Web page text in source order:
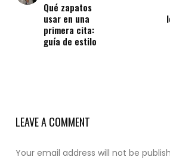
Qué zapatos
usar en una
primera cita:
guía de estilo
LEAVE A COMMENT
Your email address will not be